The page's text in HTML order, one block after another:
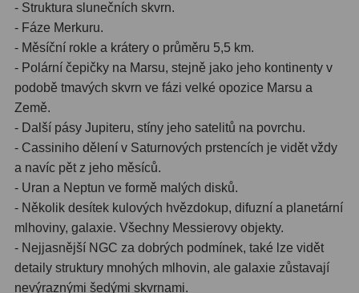
Lupy69
Dárkové poukazy29
Kufry a tašky
Ostatní6
Bazar11
Dalekohledy8
Okuláry
- Struktura slunečních skvrn.
- Fáze Merkuru.
- Měsíční rokle a krátery o průměru 5,5 km.
- Polární čepičky na Marsu, stejně jako jeho kontinenty v
podobě tmavých skvrn ve fázi velké opozice Marsu a
Země.
- Další pásy Jupiteru, stíny jeho satelitů na povrchu.
- Cassiniho dělení v Saturnových prstencích je vidět vždy
a navíc pět z jeho měsíců.
- Uran a Neptun ve formě malých disků.
- Několik desítek kulových hvězdokup, difuzní a planetární
mlhoviny, galaxie. Všechny Messierovy objekty.
- Nejjasnější NGC za dobrých podmínek, také lze vidět
detaily struktury mnohých mlhovin, ale galaxie zůstavají
nevýraznými šedými skvrnami.